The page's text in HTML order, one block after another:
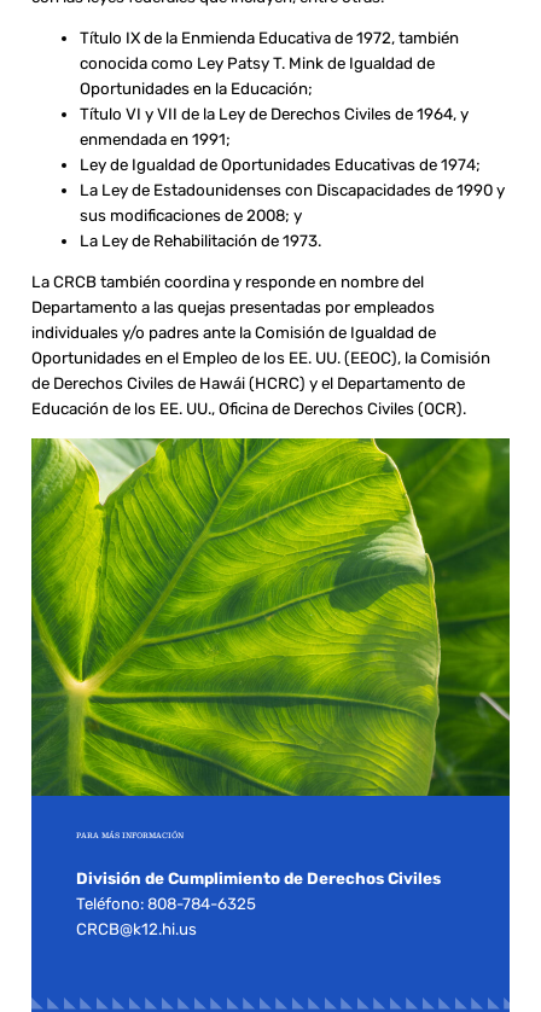
Título IX de la Enmienda Educativa de 1972, también
conocida como Ley Patsy T. Mink de Igualdad de
Oportunidades en la Educación;
Título VI y VII de la Ley de Derechos Civiles de 1964, y
enmendada en 1991;
Ley de Igualdad de Oportunidades Educativas de 1974;
La Ley de Estadounidenses con Discapacidades de 1990 y
sus modificaciones de 2008; y
La Ley de Rehabilitación de 1973.
La CRCB también coordina y responde en nombre del
Departamento a las quejas presentadas por empleados
individuales y/o padres ante la Comisión de Igualdad de
Oportunidades en el Empleo de los EE. UU. (EEOC), la Comisión
de Derechos Civiles de Hawái (HCRC) y el Departamento de
Educación de los EE. UU., Oficina de Derechos Civiles (OCR).
PARA MÁS INFORMACIÓN
División de Cumplimiento de Derechos Civiles
Teléfono: 808-784-6325
CRCB@k12.hi.us